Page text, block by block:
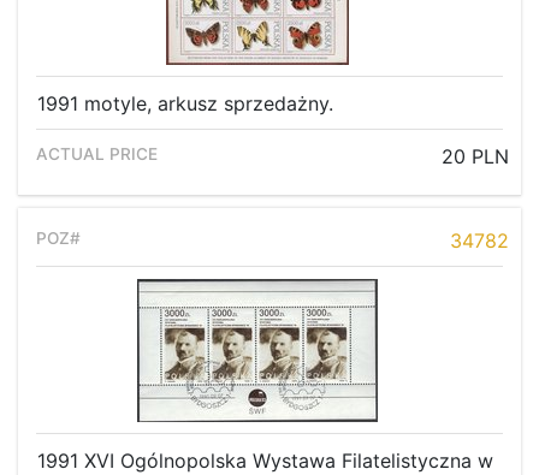
1991 motyle, arkusz sprzedażny.
20 PLN
34782
1991 XVI Ogólnopolska Wystawa Filatelistyczna w